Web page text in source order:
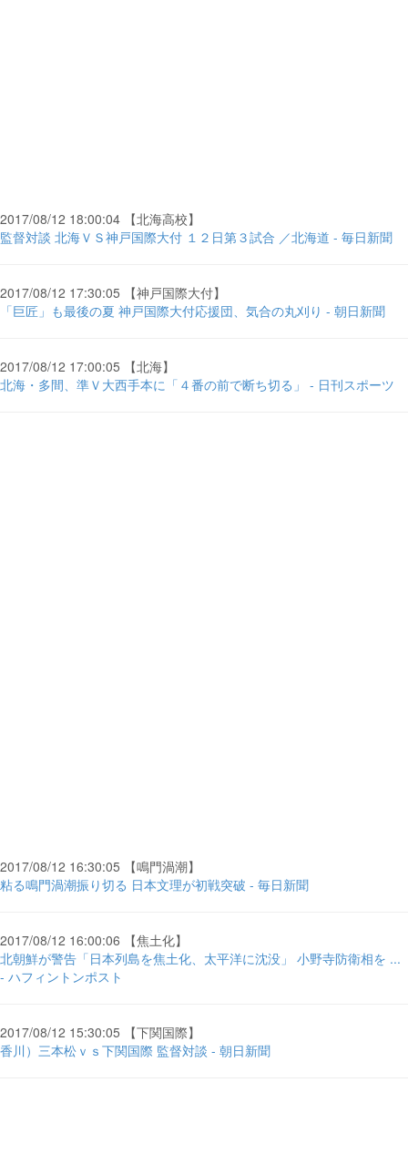
2017/08/12 18:00:04 【北海高校】
監督対談 北海ＶＳ神戸国際大付 １２日第３試合 ／北海道 - 毎日新聞
2017/08/12 17:30:05 【神戸国際大付】
「巨匠」も最後の夏 神戸国際大付応援団、気合の丸刈り - 朝日新聞
2017/08/12 17:00:05 【北海】
北海・多間、準Ｖ大西手本に「４番の前で断ち切る」 - 日刊スポーツ
2017/08/12 16:30:05 【鳴門渦潮】
粘る鳴門渦潮振り切る 日本文理が初戦突破 - 毎日新聞
2017/08/12 16:00:06 【焦土化】
北朝鮮が警告「日本列島を焦土化、太平洋に沈没」 小野寺防衛相を ...
- ハフィントンポスト
2017/08/12 15:30:05 【下関国際】
香川）三本松ｖｓ下関国際 監督対談 - 朝日新聞